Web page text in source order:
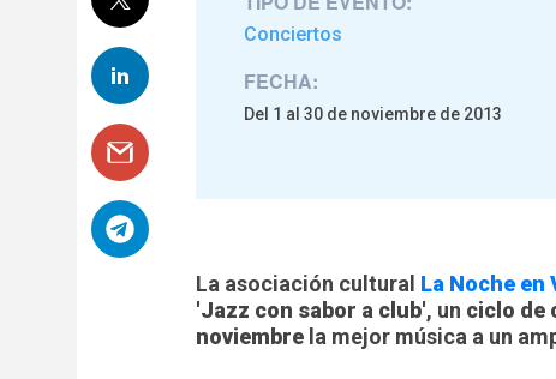
Conciertos
FECHA:
Del 1 al 30 de noviembre de 2013
La asociación cultural La Noche en
'Jazz con sabor a club', un ciclo de
noviembre la mejor música a un